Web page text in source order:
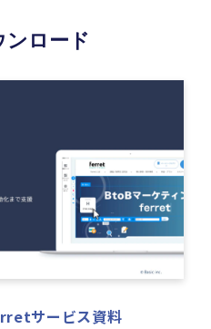
ンロード
サービス資料